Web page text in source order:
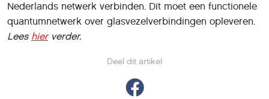
Deel dit artikel
Nederlands netwerk verbinden. Dit moet een functionele
quantumnetwerk over glasvezelverbindingen opleveren.
Lees hierverder.